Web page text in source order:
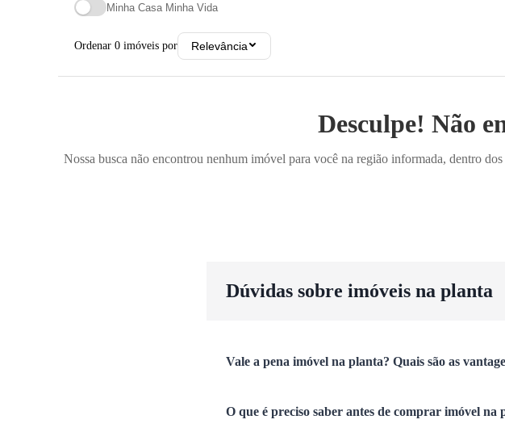
Minha Casa Minha Vida
Ordenar 0 imóveis por Relevância
Desculpe! Não
Nossa busca não encontrou nenhum imóvel para você na região informada, dentro
Dúvidas sobre imóveis na planta
Vale a pena imóvel na planta? Quais são as
O que é preciso saber antes de comprar imóvel na